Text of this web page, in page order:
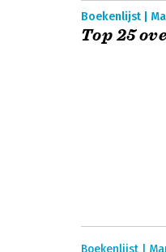
Boekenlijst |
Top 25
Boekenlijst |